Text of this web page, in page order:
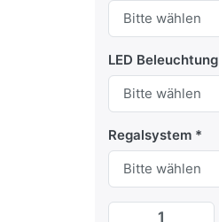
LED Beleuchtung
Regalsystem